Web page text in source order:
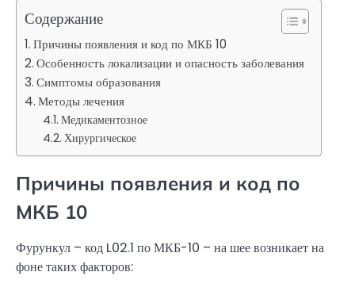
Содержание
Причины появления и код по МКБ 10
Особенность локализации и опасность заболевания
Симптомы образования
Методы лечения
Медикаментозное
Хирургическое
Причины появления и код по
МКБ 10
Фурункул – код L02.1 по МКБ-10 – на шее возникает на
фоне таких факторов: